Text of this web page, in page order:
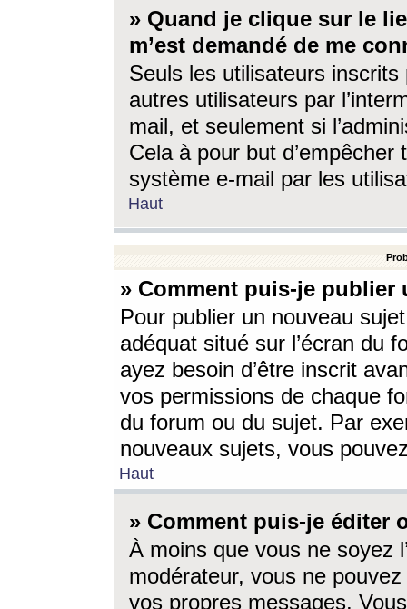
» Quand je clique sur le
m’est demandé de me
Seuls les utilisateurs
autres utilisateurs par
mail, et seulement si
Cela à pour but
système e-mail par les
Haut
» Comment puis-je
Pour publier un nouveau
adéquat situé sur l’écran du
ayez besoin d’être inscrit
vos permissions de chaque
du forum ou du sujet. Par
nouveaux sujets, vous
Haut
» Comment puis-je éditer
À moins que vous ne soyez
modérateur, vous ne
vos propres messages.